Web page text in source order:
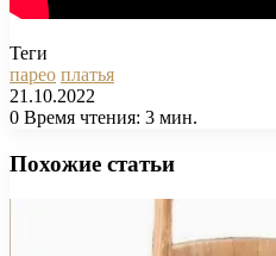
Теги
парео платья
21.10.2022
0 Время чтения: 3 мин.
Похожие статьи